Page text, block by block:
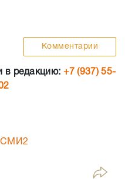
Комментарии
в редакцию: +7 (937) 55-
СМИ2